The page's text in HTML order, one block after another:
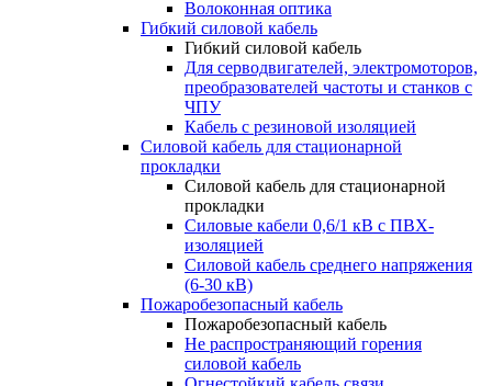
Волоконная оптика
Гибкий силовой кабель
Гибкий силовой кабель
Для серводвигателей, электромоторов,
преобразователей частоты и станков с
ЧПУ
Кабель с резиновой изоляцией
Силовой кабель для стационарной
прокладки
Силовой кабель для стационарной
прокладки
Силовые кабели 0,6/1 кВ с ПВХ-
изоляцией
Силовой кабель среднего напряжения
(6-30 кВ)
Пожаробезопасный кабель
Пожаробезопасный кабель
Не распространяющий горения
силовой кабель